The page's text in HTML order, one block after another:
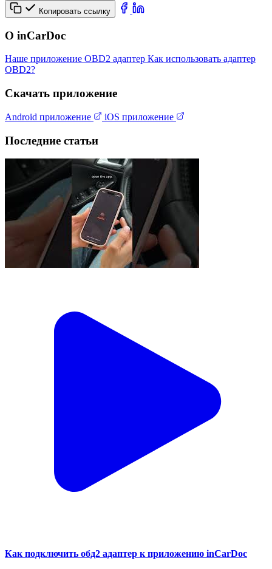
Копировать ссылку
О inCarDoc
Наше приложение OBD2 адаптер Как использовать адаптер
OBD2?
Скачать приложение
Android приложение iOS приложение
Последние статьи
Как подключить обд2 адаптер к приложению inCarDoc